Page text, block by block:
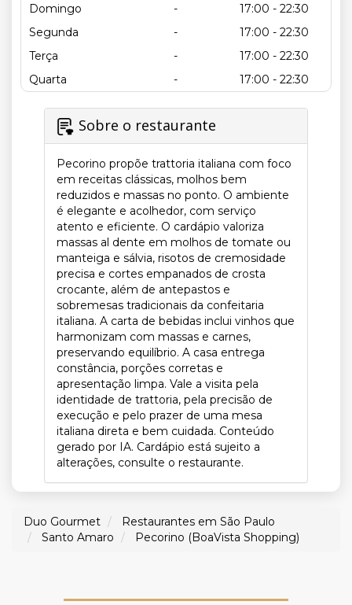
Domingo
-
17:00 - 22:30
Segunda
-
17:00 - 22:30
Terça
-
17:00 - 22:30
Quarta
- 17:00 - 22:30
Sobre o restaurante
Pecorino propõe trattoria italiana com foco
em receitas clássicas, molhos bem
reduzidos e massas no ponto. O ambiente
é elegante e acolhedor, com serviço
atento e eficiente. O cardápio valoriza
massas al dente em molhos de tomate ou
manteiga e sálvia, risotos de cremosidade
precisa e cortes empanados de crosta
crocante, além de antepastos e
sobremesas tradicionais da confeitaria
italiana. A carta de bebidas inclui vinhos que
harmonizam com massas e carnes,
preservando equilíbrio. A casa entrega
constância, porções corretas e
apresentação limpa. Vale a visita pela
identidade de trattoria, pela precisão de
execução e pelo prazer de uma mesa
italiana direta e bem cuidada. Conteúdo
gerado por IA. Cardápio está sujeito a
alterações, consulte o restaurante.
Duo Gourmet
Restaurantes em São Paulo
Santo Amaro
Pecorino (BoaVista Shopping)